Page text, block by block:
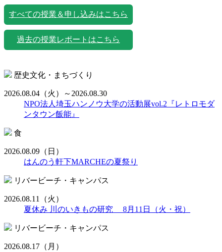
すべての授業＆申し込みはこちら
過去の授業レポートはこちら
歴史文化・まちづくり
2026.08.04 （火）
～2026.08.30
NPO法人埼玉ハンノウ大学の活動展vol.2『レトロモダ
ンタウン飯能』
食
2026.08.09 （日）
はんのう軒下MARCHEの夏祭り
リバービーチ・キャンパス
2026.08.11
（火）
夏休み 川のいきもの研究 8月11日（火・祝）
リバービーチ・キャンパス
2026.08.17 （月）